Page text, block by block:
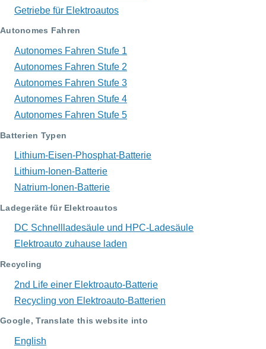
Getriebe für Elektroautos
Autonomes Fahren
Autonomes Fahren Stufe 1
Autonomes Fahren Stufe 2
Autonomes Fahren Stufe 3
Autonomes Fahren Stufe 4
Autonomes Fahren Stufe 5
Batterien Typen
Lithium-Eisen-Phosphat-Batterie
Lithium-Ionen-Batterie
Natrium-Ionen-Batterie
Ladegeräte für Elektroautos
DC Schnellladesäule und HPC-Ladesäule
Elektroauto zuhause laden
Recycling
2nd Life einer Elektroauto-Batterie
Recycling von Elektroauto-Batterien
Google, Translate this website into
English